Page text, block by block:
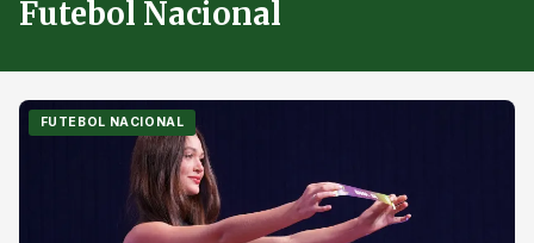
Futebol Nacional
FUTEBOL NACIONAL